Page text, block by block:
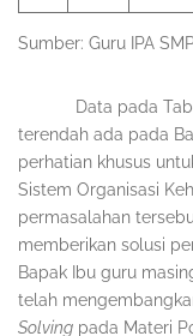
Sumber: Guru IPA
Data pada Tabel
terendah ada pada
perhatian khusus
Sistem Organisasi
permasalahan
memberikan solusi
Bapak Ibu guru
telah
Solving pada Materi